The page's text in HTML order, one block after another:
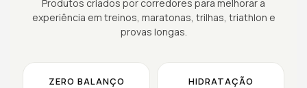
Produtos criados por corredores para melhorar a
experiência em treinos, maratonas, trilhas, triathlon e
provas longas.
ZERO BALANÇO
HIDRATAÇÃO